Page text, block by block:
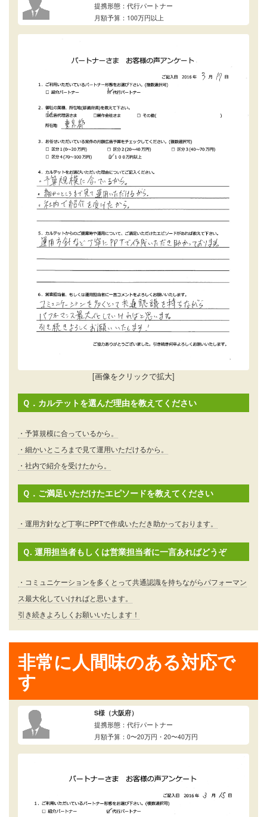
提携形態：代行パートナー
月額予算：100万円以上
[画像をクリックで拡大]
Ｑ．カルテットを選んだ理由を教えてください
・予算規模に合っているから。
・細かいところまで見て運用いただけるから。
・社内で紹介を受けたから。
Ｑ．ご満足いただけたエピソードを教えてください
・運用方針など丁寧にPPTで作成いただき助かっております。
Ｑ. 運用担当者もしくは営業担当者に一言あればどうぞ
・コミュニケーションを多くとって共通認識を持ちながらパフォーマン
ス最大化していければと思います。
引き続きよろしくお願いいたします！
非常に人間味のある対応で
す
S様（大阪府）
提携形態：代行パートナー
月額予算：0〜20万円・20〜40万円